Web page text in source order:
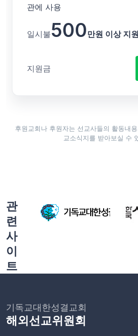
관에 사용
일시불500만원 이상 지
지원금
후원교회나 후원자는 선교사들의 활동내
교소식지를 받아보실 수
관
련
사
이
트
기독교대한성결교회
해외선교위원회